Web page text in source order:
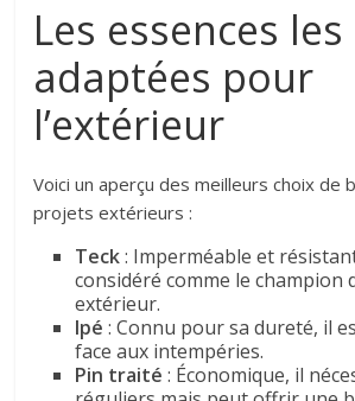
Les essences
adaptées pour
l’extérieur
Voici un aperçu des meilleurs choix de
projets extérieurs :
Teck: Imperméable et
considéré comme le champion
extérieur.
Ipé : Connu pour sa dureté, il
face aux intempéries.
Pin traité : Économique, il